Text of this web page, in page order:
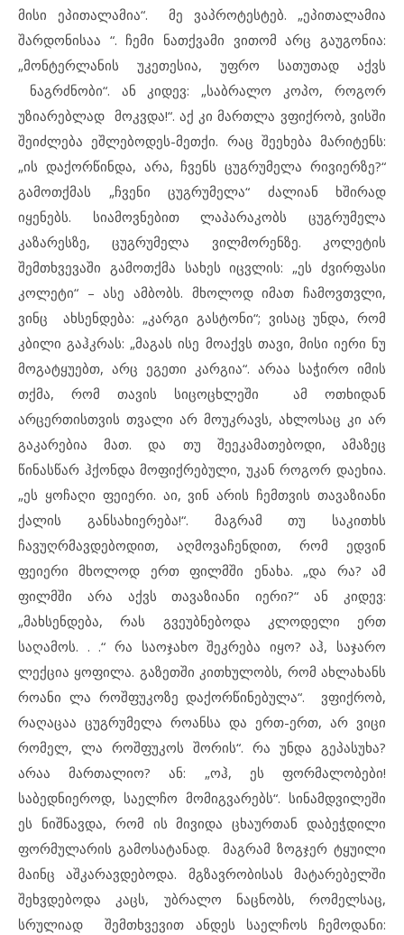
მისი ეპითალამია“. მე ვაპროტესტებ. „ეპითალამია
შარდონისაა “. ჩემი ნათქვამი ვითომ არც გაუგონია:
„მონტერლანის უკეთესია, უფრო სათუთად აქვს
ნაგრძნობი“. ან კიდევ: „საბრალო კოპო, როგორ
უზიარებლად მოკვდა!“. აქ კი მართლა ვფიქრობ, ვისში
შეიძლება ეშლებოდეს-მეთქი. რაც შეეხება მარიტენს:
„ის დაქორწინდა, არა, ჩვენს ცუგრუმელა რივიერზე?“
გამოთქმას „ჩვენი ცუგრუმელა“ ძალიან ხშირად
იყენებს. სიამოვნებით ლაპარაკობს ცუგრუმელა
კაზარესზე, ცუგრუმელა ვილმორენზე. კოლეტის
შემთხვევაში გამოთქმა სახეს იცვლის: „ეს ძვირფასი
კოლეტი“ – ასე ამბობს. მხოლოდ იმათ ჩამოვთვლი,
ვინც ახსენდება: „კარგი გასტონი“; ვისაც უნდა, რომ
კბილი გაჰკრას: „მაგას ისე მოაქვს თავი, მისი იერი ნუ
მოგატყუებთ, არც ეგეთი კარგია“. არაა საჭირო იმის
თქმა, რომ თავის სიცოცხლეში ამ ოთხიდან
არცერთისთვის თვალი არ მოუკრავს, ახლოსაც კი არ
გაკარებია მათ. და თუ შეეკამათებოდი, ამაზეც
წინასწარ ჰქონდა მოფიქრებული, უკან როგორ დაეხია.
„ეს ყოჩაღი ფეიერი. აი, ვინ არის ჩემთვის თავაზიანი
ქალის განსახიერება!“. მაგრამ თუ საკითხს
ჩავუღრმავდებოდით, აღმოვაჩენდით, რომ ედვინ
ფეიერი მხოლოდ ერთ ფილმში ენახა. „და რა? ამ
ფილმში არა აქვს თავაზიანი იერი?“ ან კიდევ:
„მახსენდება, რას გვეუბნებოდა კლოდელი ერთ
საღამოს. . .“ რა საოჯახო შეკრება იყო? აჰ, საჯარო
ლექცია ყოფილა. გაზეთში კითხულობს, რომ ახლახანს
როანი ლა როშფუკოზე დაქორწინებულა“. ვფიქრობ,
რაღაცაა ცუგრუმელა როანსა და ერთ-ერთ, არ ვიცი
რომელ, ლა როშფუკოს შორის“. რა უნდა გეპასუხა?
არაა მართალიო? ან: „ოჰ, ეს ფორმალობები!
საბედნიეროდ, საელჩო მომიგვარებს“. სინამდვილეში
ეს ნიშნავდა, რომ ის მივიდა ცხაურთან დაბეჭდილი
ფორმულარის გამოსატანად. მაგრამ ზოგჯერ ტყუილი
მაინც აშკარავდებოდა. მგზავრობისას მატარებელში
შეხვდებოდა კაცს, უბრალო ნაცნობს, რომელსაც,
სრულიად შემთხვევით ანდეს საელჩოს ჩემოდანი: